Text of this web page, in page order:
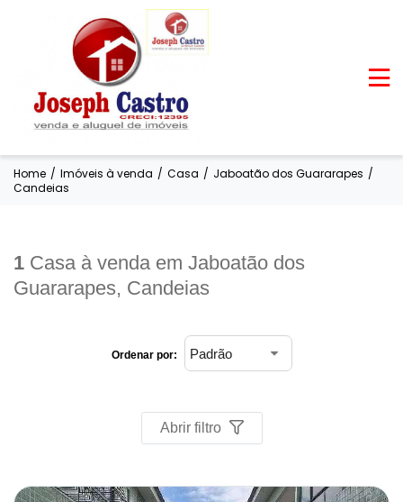
Home / Imóveis à venda / Casa / Jaboatão dos Guararapes /
Candeias
1 Casa à venda em Jaboatão dos
Guararapes, Candeias
Ordenar por:
Abrir filtro